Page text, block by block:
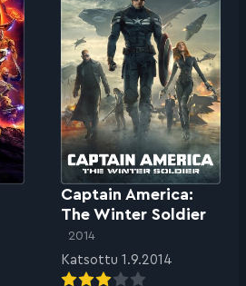
Captain America:
The Winter Soldier
2014
Katsottu 1.9.2014